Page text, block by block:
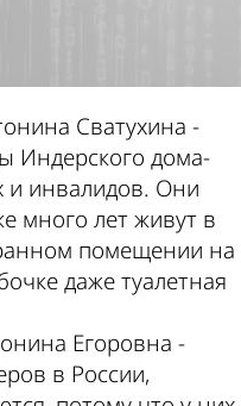
Сватухина -
Индерского дома-
и инвалидов. Они
много лет живут в
помещении на
даже туалетная
Егоровна -
в России,